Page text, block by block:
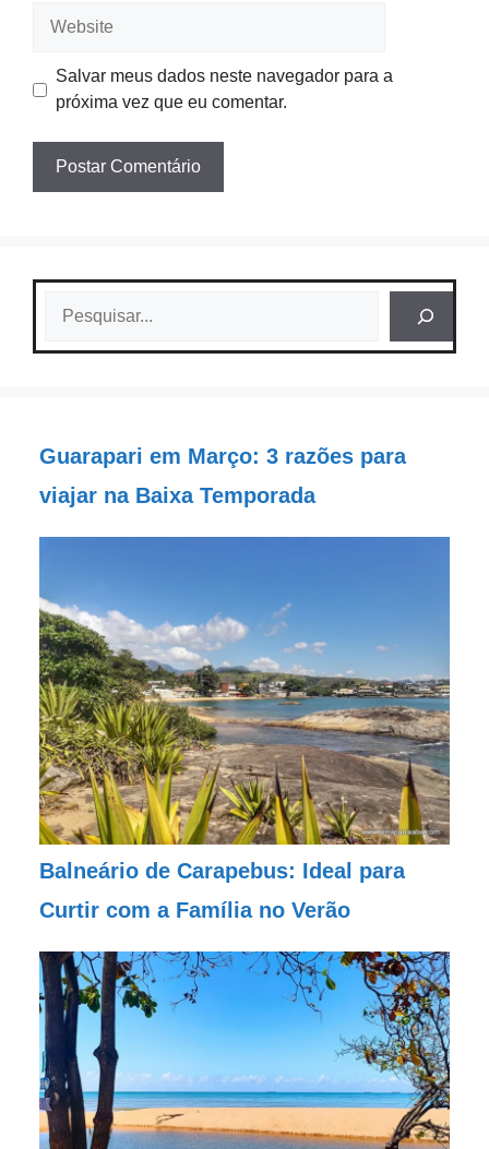
Salvar meus dados neste navegador para a
próxima vez que eu comentar.
Guarapari em Março: 3 razões para
viajar na Baixa Temporada
Balneário de Carapebus: Ideal para
Curtir com a Família no Verão